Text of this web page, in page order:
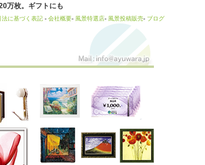
万枚。ギフトにも
法に基づく表記 - 会社概要- 風景特選店- 風景投稿販売- ブログ